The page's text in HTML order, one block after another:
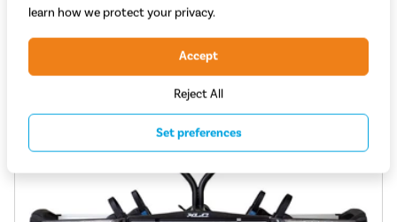
learn how we protect your privacy.
Reject All
Accept
Set preferences